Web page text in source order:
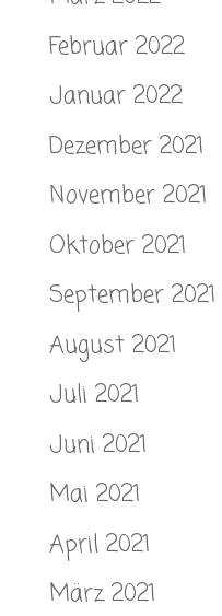
Februar 2022
Januar 2022
Dezember 2021
November 2021
Oktober 2021
September 2021
August 2021
Juli 2021
Juni 2021
Mai 2021
April 2021
März 2021